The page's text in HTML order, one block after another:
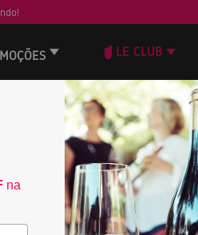
LE CLUB
Château du Luc
2246
País: França
na